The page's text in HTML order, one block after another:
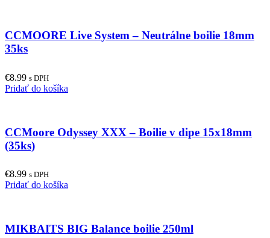
CCMOORE Live System – Neutrálne boilie 18mm
35ks
€8.99 s DPH
Pridať do košíka
CCMoore Odyssey XXX – Boilie v dipe 15x18mm
(35ks)
€8.99 s DPH
Pridať do košíka
MIKBAITS BIG Balance boilie 250ml